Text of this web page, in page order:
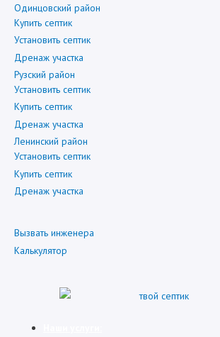
Одинцовский район
Купить септик
Установить септик
Дренаж участка
Рузский район
Установить септик
Купить септик
Дренаж участка
Ленинский район
Установить септик
Купить септик
Дренаж участка
Вызвать инженера
Калькулятор